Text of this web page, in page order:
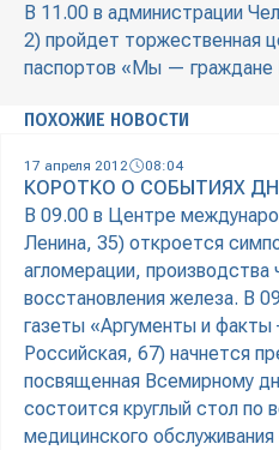
В 11.00 в администрации
2) пройдет торжественная
паспортов «Мы — граждане
ПОХОЖИЕ НОВОСТИ
17 апреля 2012 08:04
КОРОТКО О СОБЫТИЯХ
В 09.00 в Центре
Ленина, 35) откроется
агломерации, производства
восстановления железа. В
газеты «Аргументы и факты
Российская, 67) начнется
посвященная Всемирному
состоится круглый стол по
медицинского